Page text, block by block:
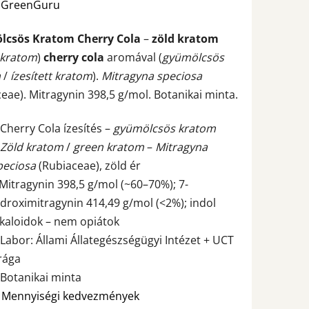
GreenGuru
Kratom Cherry Cola –zöld kratom
) cherry cola aromával (gyümölcsös
/ ízesített kratom). Mitragyna speciosa
Mitragynin 398,5 g/mol. Botanikai minta.
Cola ízesítés – gyümölcsös kratom
Zöld kratom/ green kratom– Mitragyna
(Rubiaceae), zöld ér
398,5 g/mol (~60–70%); 7-
414,49 g/mol (<2%); indol
– nem opiátok
Állami Állategészségügyi Intézet + UCT
Botanikai minta
Mennyiségi kedvezmények